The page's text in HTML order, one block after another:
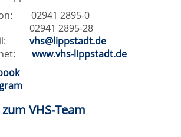
02941 2895-0
02941 2895-28
vhs@lippstadt.de
www.vhs-lippstadt.de
VHS-Team